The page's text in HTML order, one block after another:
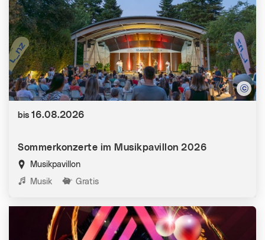
Sommerkonzerte im Musikpavillon 2026
Musikpavillon
Kategorien:
Musik Gratis
Datum:
bis 16.08.2026